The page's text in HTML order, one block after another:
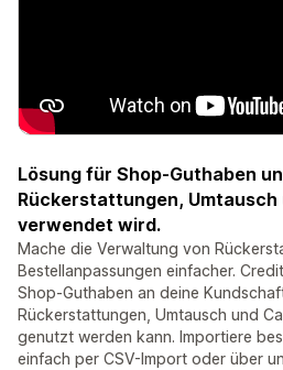
Lösung für Shop-Guthaben
Rückerstattungen, Umtausch
verwendet wird.
Mache die Verwaltung von
Bestellanpassungen einfacher.
Shop-Guthaben an deine
Rückerstattungen, Umtausch und
genutzt werden kann. Importiere
einfach per CSV-Import oder über